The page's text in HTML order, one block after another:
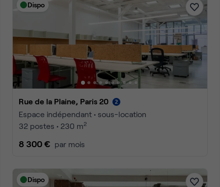
Dispo
Rue de la Plaine, Paris 20
Espace indépendant • sous-location
32 postes • 230 m2
8 300 € par mois
Dispo